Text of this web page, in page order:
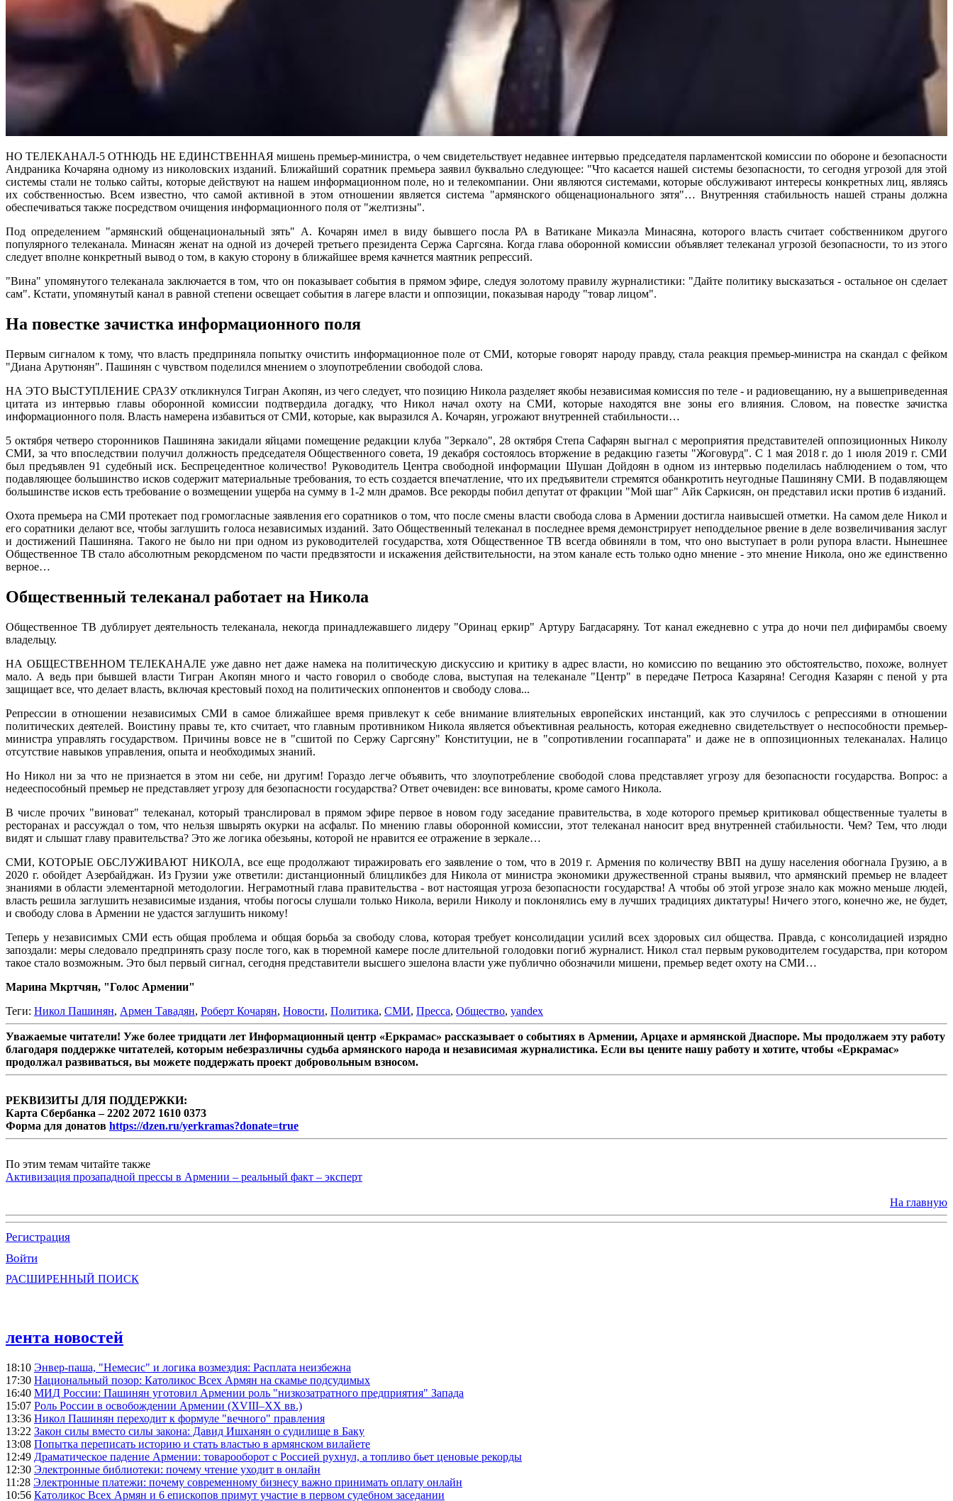
НО ТЕЛЕКАНАЛ-5 ОТНЮДЬ НЕ ЕДИНСТВЕННАЯ мишень премьер-министра, о чем свидетельствует недавнее интервью председателя парламентской комиссии по обороне и безопасности
Андраника Кочаряна одному из николовских изданий. Ближайший соратник премьера заявил буквально следующее: "Что касается нашей системы безопасности, то сегодня угрозой для этой
системы стали не только сайты, которые действуют на нашем информационном поле, но и телекомпании. Они являются системами, которые обслуживают интересы конкретных лиц, являясь
их собственностью. Всем известно, что самой активной в этом отношении является система "армянского общенационального зятя"… Внутренняя стабильность нашей страны должна
обеспечиваться также посредством очищения информационного поля от "желтизны".
Под определением "армянский общенациональный зять" А. Кочарян имел в виду бывшего посла РА в Ватикане Микаэла Минасяна, которого власть считает собственником другого
популярного телеканала. Минасян женат на одной из дочерей третьего президента Сержа Саргсяна. Когда глава оборонной комиссии объявляет телеканал угрозой безопасности, то из этого
следует вполне конкретный вывод о том, в какую сторону в ближайшее время качнется маятник репрессий.
"Вина" упомянутого телеканала заключается в том, что он показывает события в прямом эфире, следуя золотому правилу журналистики: "Дайте политику высказаться - остальное он сделает
сам". Кстати, упомянутый канал в равной степени освещает события в лагере власти и оппозиции, показывая народу "товар лицом".
На повестке зачистка информационного поля
Первым сигналом к тому, что власть предприняла попытку очистить информационное поле от СМИ, которые говорят народу правду, стала реакция премьер-министра на скандал с фейком
"Диана Арутюнян". Пашинян с чувством поделился мнением о злоупотреблении свободой слова.
НА ЭТО ВЫСТУПЛЕНИЕ СРАЗУ откликнулся Тигран Акопян, из чего следует, что позицию Никола разделяет якобы независимая комиссия по теле - и радиовещанию, ну а вышеприведенная
цитата из интервью главы оборонной комиссии подтвердила догадку, что Никол начал охоту на СМИ, которые находятся вне зоны его влияния. Словом, на повестке зачистка
информационного поля. Власть намерена избавиться от СМИ, которые, как выразился А. Кочарян, угрожают внутренней стабильности…
5 октября четверо сторонников Пашиняна закидали яйцами помещение редакции клуба "Зеркало", 28 октября Степа Сафарян выгнал с мероприятия представителей оппозиционных Николу
СМИ, за что впоследствии получил должность председателя Общественного совета, 19 декабря состоялось вторжение в редакцию газеты "Жоговурд". С 1 мая 2018 г. до 1 июля 2019 г. СМИ
был предъявлен 91 судебный иск. Беспрецедентное количество! Руководитель Центра свободной информации Шушан Дойдоян в одном из интервью поделилась наблюдением о том, что
подавляющее большинство исков содержит материальные требования, то есть создается впечатление, что их предъявители стремятся обанкротить неугодные Пашиняну СМИ. В подавляющем
большинстве исков есть требование о возмещении ущерба на сумму в 1-2 млн драмов. Все рекорды побил депутат от фракции "Мой шаг" Айк Саркисян, он представил иски против 6 изданий.
Охота премьера на СМИ протекает под громогласные заявления его соратников о том, что после смены власти свобода слова в Армении достигла наивысшей отметки. На самом деле Никол и
его соратники делают все, чтобы заглушить голоса независимых изданий. Зато Общественный телеканал в последнее время демонстрирует неподдельное рвение в деле возвеличивания заслуг
и достижений Пашиняна. Такого не было ни при одном из руководителей государства, хотя Общественное ТВ всегда обвиняли в том, что оно выступает в роли рупора власти. Нынешнее
Общественное ТВ стало абсолютным рекордсменом по части предвзятости и искажения действительности, на этом канале есть только одно мнение - это мнение Никола, оно же единственно
верное…
Общественный телеканал работает на Никола
Общественное ТВ дублирует деятельность телеканала, некогда принадлежавшего лидеру "Оринац еркир" Артуру Багдасаряну. Тот канал ежедневно с утра до ночи пел дифирамбы своему
владельцу.
НА ОБЩЕСТВЕННОМ ТЕЛЕКАНАЛЕ уже давно нет даже намека на политическую дискуссию и критику в адрес власти, но комиссию по вещанию это обстоятельство, похоже, волнует
мало. А ведь при бывшей власти Тигран Акопян много и часто говорил о свободе слова, выступая на телеканале "Центр" в передаче Петроса Казаряна! Сегодня Казарян с пеной у рта
защищает все, что делает власть, включая крестовый поход на политических оппонентов и свободу слова...
Репрессии в отношении независимых СМИ в самое ближайшее время привлекут к себе внимание влиятельных европейских инстанций, как это случилось с репрессиями в отношении
политических деятелей. Воистину правы те, кто считает, что главным противником Никола является объективная реальность, которая ежедневно свидетельствует о неспособности премьер-
министра управлять государством. Причины вовсе не в "сшитой по Сержу Саргсяну" Конституции, не в "сопротивлении госаппарата" и даже не в оппозиционных телеканалах. Налицо
отсутствие навыков управления, опыта и необходимых знаний.
Но Никол ни за что не признается в этом ни себе, ни другим! Гораздо легче объявить, что злоупотребление свободой слова представляет угрозу для безопасности государства. Вопрос: а
недееспособный премьер не представляет угрозу для безопасности государства? Ответ очевиден: все виноваты, кроме самого Никола.
В числе прочих "виноват" телеканал, который транслировал в прямом эфире первое в новом году заседание правительства, в ходе которого премьер критиковал общественные туалеты в
ресторанах и рассуждал о том, что нельзя швырять окурки на асфальт. По мнению главы оборонной комиссии, этот телеканал наносит вред внутренней стабильности. Чем? Тем, что люди
видят и слышат главу правительства? Это же логика обезьяны, которой не нравится ее отражение в зеркале…
СМИ, КОТОРЫЕ ОБСЛУЖИВАЮТ НИКОЛА, все еще продолжают тиражировать его заявление о том, что в 2019 г. Армения по количеству ВВП на душу населения обогнала Грузию, а в
2020 г. обойдет Азербайджан. Из Грузии уже ответили: дистанционный блицликбез для Никола от министра экономики дружественной страны выявил, что армянский премьер не владеет
знаниями в области элементарной методологии. Неграмотный глава правительства - вот настоящая угроза безопасности государства! А чтобы об этой угрозе знало как можно меньше людей,
власть решила заглушить независимые издания, чтобы погосы слушали только Никола, верили Николу и поклонялись ему в лучших традициях диктатуры! Ничего этого, конечно же, не будет,
и свободу слова в Армении не удастся заглушить никому!
Теперь у независимых СМИ есть общая проблема и общая борьба за свободу слова, которая требует консолидации усилий всех здоровых сил общества. Правда, с консолидацией изрядно
запоздали: меры следовало предпринять сразу после того, как в тюремной камере после длительной голодовки погиб журналист. Никол стал первым руководителем государства, при котором
такое стало возможным. Это был первый сигнал, сегодня представители высшего эшелона власти уже публично обозначили мишени, премьер ведет охоту на СМИ…
Марина Мкртчян, "Голос Армении"
Теги: Никол Пашинян, Армен Тавадян, Роберт Кочарян, Новости, Политика, СМИ, Пресса, Общество, yandex
Уважаемые читатели! Уже более тридцати лет Информационный центр «Еркрамас» рассказывает о событиях в Армении, Арцахе и армянской Диаспоре. Мы продолжаем эту работу
благодаря поддержке читателей, которым небезразличны судьба армянского народа и независимая журналистика. Если вы цените нашу работу и хотите, чтобы «Еркрамас»
продолжал развиваться, вы можете поддержать проект добровольным взносом.
РЕКВИЗИТЫ ДЛЯ ПОДДЕРЖКИ:
Карта Сбербанка – 2202 2072 1610 0373
Форма для донатов https://dzen.ru/yerkramas?donate=true
По этим темам читайте также
Активизация прозападной прессы в Армении – реальный факт – эксперт
На главную
Регистрация
Войти
РАСШИРЕННЫЙ ПОИСК
лента новостей
18:10 Энвер-паша, "Немесис" и логика возмездия: Расплата неизбежна
17:30 Национальный позор: Католикос Всех Армян на скамье подсудимых
16:40 МИД России: Пашинян уготовил Армении роль "низкозатратного предприятия" Запада
15:07 Роль России в освобождении Армении (XVIII–XX вв.)
13:36 Никол Пашинян переходит к формуле "вечного" правления
13:22 Закон силы вместо силы закона: Давид Ишханян о судилище в Баку
13:08 Попытка переписать историю и стать властью в армянском вилайете
12:49 Драматическое падение Армении: товарооборот с Россией рухнул, а топливо бьет ценовые рекорды
12:30 Электронные библиотеки: почему чтение уходит в онлайн
11:28 Электронные платежи: почему современному бизнесу важно принимать оплату онлайн
10:56 Католикос Всех Армян и 6 епископов примут участие в первом судебном заседании